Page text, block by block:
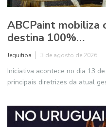
ABCPaint mobiliza
destina 100%…
Jequitiba 3 de agosto de 2026
Iniciativa acontece no dia 13
principais diretrizes da atual